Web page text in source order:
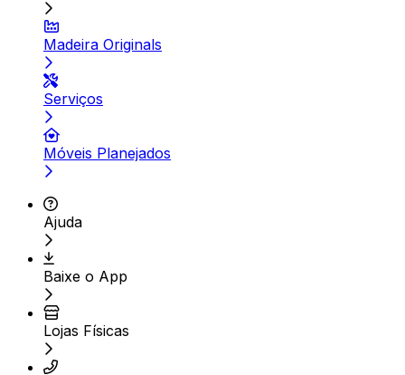
Madeira Originals
Serviços
Móveis Planejados
Ajuda
Baixe o App
Lojas Físicas